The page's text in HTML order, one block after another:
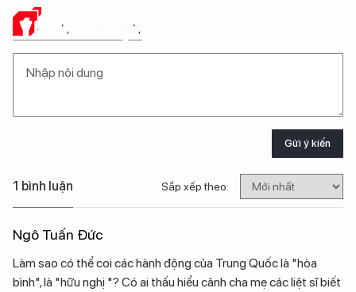
Ý KIẾN CỦA BẠN
Gửi ý kiến
1 bình luận Sắp xếp theo:
Ngô Tuấn Đức
Làm sao có thể coi các hành động của Trung Quốc là "hòa
bình", là "hữu nghị "? Có ai thấu hiểu cảnh cha mẹ các liệt sĩ biết